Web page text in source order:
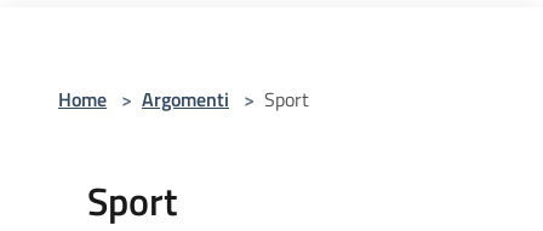
Home > Argomenti > Sport
Sport